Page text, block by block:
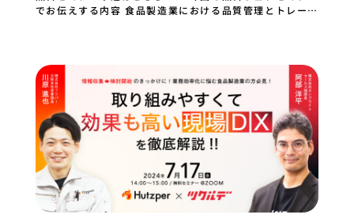
でお伝えする内容 食品製造業における品質管理とトレーサ